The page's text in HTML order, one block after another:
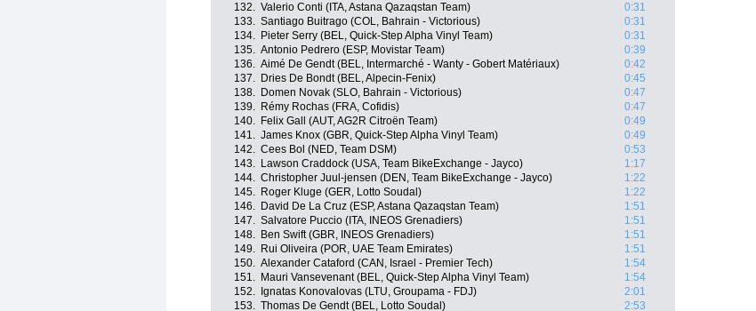
132. Valerio Conti (ITA, Astana Qazaqstan Team)
0:31
133. Santiago Buitrago (COL, Bahrain - Victorious)
0:31
134.
Pieter Serry (BEL, Quick-Step Alpha Vinyl Team)
0:31
135. Antonio Pedrero (ESP, Movistar Team)
0:39
136. Aimé De Gendt (BEL, Intermarché - Wanty - Gobert Matériaux)
0:42
137.
Dries De Bondt (BEL, Alpecin-Fenix)
0:45
138.
Domen Novak (SLO, Bahrain - Victorious)
0:47
139.
Rémy Rochas (FRA, Cofidis)
0:47
140.
Felix Gall (AUT, AG2R Citroën Team)
0:49
141. James Knox (GBR, Quick-Step Alpha Vinyl Team)
0:49
142. Cees Bol (NED, Team DSM)
0:53
143.
Lawson Craddock (USA, Team BikeExchange - Jayco)
1:17
144. Christopher Juul-jensen (DEN, Team BikeExchange - Jayco)
1:22
145.
Roger Kluge (GER, Lotto Soudal)
1:22
146.
David De La Cruz (ESP, Astana Qazaqstan Team)
1:51
147. Salvatore Puccio (ITA, INEOS Grenadiers)
1:51
148.
Ben Swift (GBR, INEOS Grenadiers)
1:51
149.
Rui Oliveira (POR, UAE Team Emirates)
1:51
150. Alexander Cataford (CAN, Israel - Premier Tech)
1:54
151.
Mauri Vansevenant (BEL, Quick-Step Alpha Vinyl Team)
1:54
152.
Ignatas Konovalovas (LTU, Groupama - FDJ)
2:01
153. Thomas De Gendt (BEL, Lotto Soudal)
2:53